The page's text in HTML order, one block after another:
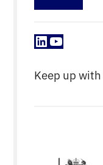
LinkedIn
YouTube
Keep up